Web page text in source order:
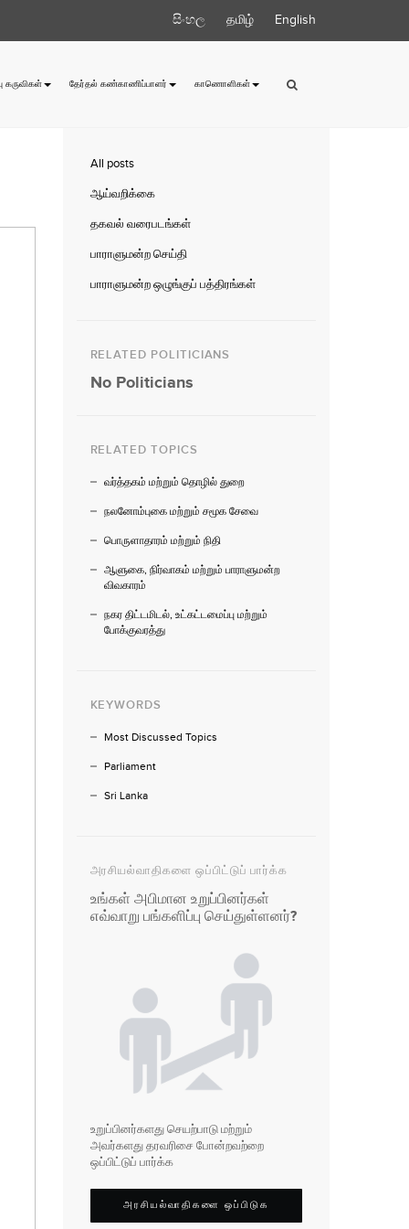
සිංහල தமிழ் English
கருவிகள் தேர்தல் கண்காணிப்பாளர் காணொளிகள்
All posts
ஆய்வறிக்கை
தகவல் வரைபடங்கள்
பாராளுமன்ற செய்தி
பாராளுமன்ற ஒழுங்குப் பத்திரங்கள்
RELATED POLITICIANS
No Politicians
RELATED TOPICS
வர்த்தகம் மற்றும் தொழில் துறை
நலனோம்புகை மற்றும் சமூக சேவை
பொருளாதாரம் மற்றும் நிதி
ஆளுகை, நிர்வாகம் மற்றும் பாராளுமன்ற
விவகாரம்
நகர திட்டமிடல், உட்கட்டமைப்பு மற்றும்
போக்குவரத்து
KEYWORDS
Most Discussed Topics
Parliament
Sri Lanka
அரசியல்வாதிகளை ஒப்பிட்டுப் பார்க்க
உங்கள் அபிமான உறுப்பினர்கள்
எவ்வாறு பங்களிப்பு செய்துள்ளனர்?
உறுப்பினர்களது செயற்பாடு மற்றும்
அவர்களது தரவரிசை போன்றவற்றை
ஒப்பிட்டுப் பார்க்க
அரசியல்வாதிகளை ஒப்பிடுக